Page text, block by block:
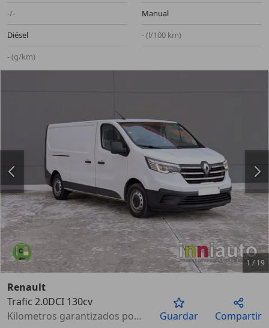
-/-
Manual
Diésel
- (l/100 km)
- (g/km)
Anterior
1/19
Renault
Trafic 2.0DCI 130cv
Kilometros garantizados por escrito
Guardar Compartir